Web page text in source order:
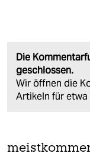
Die
geschlossen.
Wir öffnen die
Artikeln für etwa